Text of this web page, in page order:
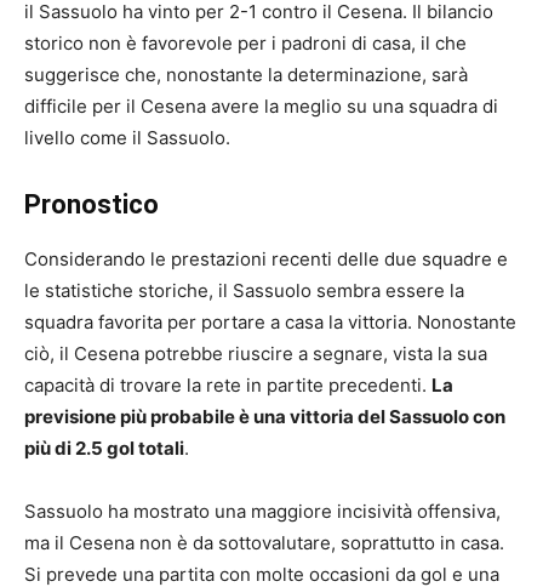
il Sassuolo ha vinto per 2-1 contro il Cesena. Il bilancio
storico non è favorevole per i padroni di casa, il che
suggerisce che, nonostante la determinazione, sarà
difficile per il Cesena avere la meglio su una squadra di
livello come il Sassuolo.
Pronostico
Considerando le prestazioni recenti delle due squadre e
le statistiche storiche, il Sassuolo sembra essere la
squadra favorita per portare a casa la vittoria. Nonostante
ciò, il Cesena potrebbe riuscire a segnare, vista la sua
capacità di trovare la rete in partite precedenti. La
previsione più probabile è una vittoria del Sassuolo con
più di 2.5 gol totali.
Sassuolo ha mostrato una maggiore incisività offensiva,
ma il Cesena non è da sottovalutare, soprattutto in casa.
Si prevede una partita con molte occasioni da gol e una